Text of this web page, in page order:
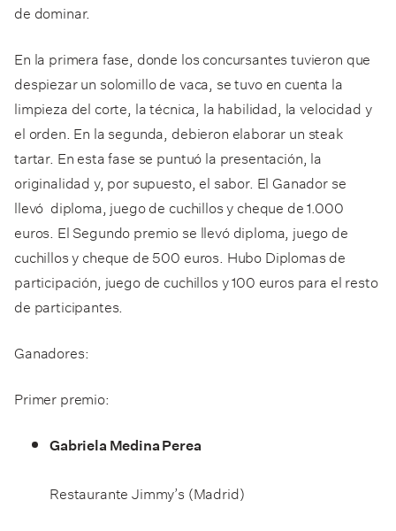
de dominar.
En la primera fase, donde los concursantes tuvieron que
despiezar un solomillo de vaca, se tuvo en cuenta la
limpieza del corte, la técnica, la habilidad, la velocidad y
el orden. En la segunda, debieron elaborar un steak
tartar. En esta fase se puntuó la presentación, la
originalidad y, por supuesto, el sabor. El Ganador se
llevó diploma, juego de cuchillos y cheque de 1.000
euros. El Segundo premio se llevó diploma, juego de
cuchillos y cheque de 500 euros. Hubo Diplomas de
participación, juego de cuchillos y 100 euros para el resto
de participantes.
Ganadores:
Primer premio:
Gabriela Medina Perea
Restaurante Jimmy’s (Madrid)